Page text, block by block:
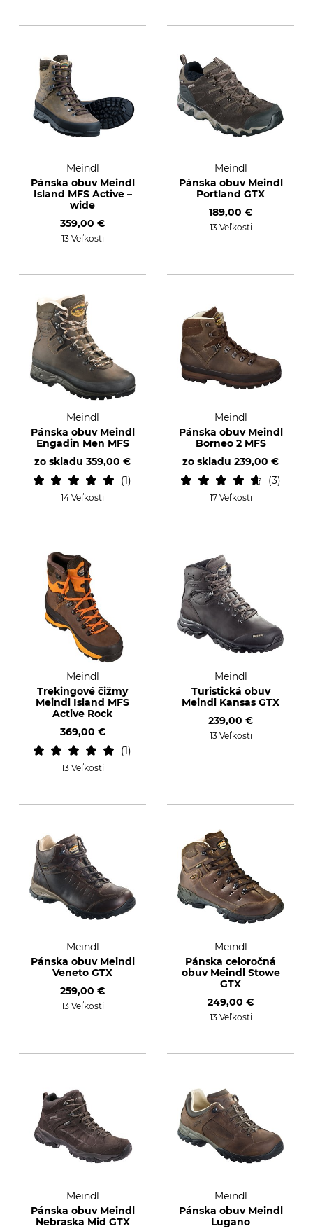
Meindl
Pánska obuv Meindl
Island MFS Active –
wide
359,00 €
13 Veľkosti
Meindl
Pánska obuv Meindl
Portland GTX
189,00 €
13 Veľkosti
Meindl
Pánska obuv Meindl
Engadin Men MFS
zo skladu 359,00 €
1
14 Veľkosti
Meindl
Pánska obuv Meindl
Borneo 2 MFS
zo skladu 239,00 €
3
17 Veľkosti
Meindl
Trekingové čižmy
Meindl Island MFS
Active Rock
369,00 €
1
13 Veľkosti
Meindl
Turistická obuv
Meindl Kansas GTX
239,00 €
13 Veľkosti
Meindl
Pánska obuv Meindl
Veneto GTX
259,00 €
13 Veľkosti
Meindl
Pánska celoročná
obuv Meindl Stowe
GTX
249,00 €
13 Veľkosti
Meindl
Pánska obuv Meindl
Nebraska Mid GTX
Meindl
Pánska obuv Meindl
Lugano